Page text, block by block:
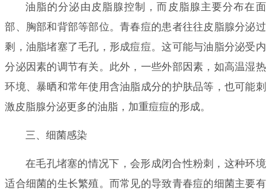
油脂的分泌由皮脂腺控制，而皮脂腺主要分布在面
部、胸部和背部等部位。青春痘的患者往往皮脂腺分泌过
剩，油脂堵塞了毛孔，形成痘痘。这可能与油脂分泌受内
分泌因素的调节有关。此外，一些外部因素，如高温湿热
环境、暴晒和常年使用含油脂成分的护肤品等，也可能刺
激皮脂腺分泌更多的油脂，加重痘痘的形成。
三、细菌感染
在毛孔堵塞的情况下，会形成闭合性粉刺，这种环境
适合细菌的生长繁殖。而常见的导致青春痘的细菌主要有